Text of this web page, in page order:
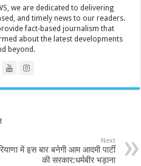
we are dedicated to delivering
and timely news to our readers.
fact-based journalism that
about the latest developments
beyond.
Next
में इस बार बनेगी आम आदमी पार्टी
की सरकार:धर्मबीर भड़ाना